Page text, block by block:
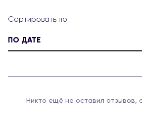
ПО ДАТЕ
Никто ещё не оставил отзывов,